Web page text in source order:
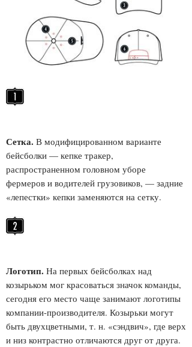
Сетка. В модифицированном варианте
бейсболки — кепке тракер,
распространенном головном уборе
фермеров и водителей грузовиков, — задние
«лепестки» кепки заменяются на сетку.
Логотип. На первых бейсболках над
козырьком мог красоваться значок команды,
сегодня его место чаще занимают логотипы
компании-производителя. Козырьки могут
быть двухцветными, т. н. «сэндвич», где верх
и низ контрастно отличаются друг от друга.